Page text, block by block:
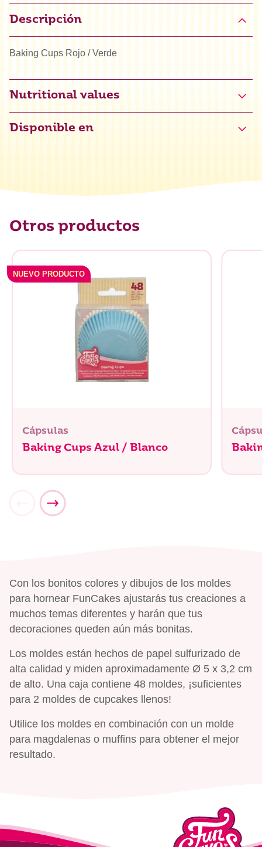
Descripción
Baking Cups Rojo / Verde
Nutritional values
Disponible en
Otros productos
NUEVO PRODUCTO
Cápsulas
Baking Cups Azul / Blanco
Con los bonitos colores y dibujos de los moldes
para hornear FunCakes ajustarás tus creaciones a
muchos temas diferentes y harán que tus
decoraciones queden aún más bonitas.
Los moldes están hechos de papel sulfurizado de
alta calidad y miden aproximadamente Ø 5 x 3,2 cm
de alto. Una caja contiene 48 moldes, ¡suficientes
para 2 moldes de cupcakes llenos!
Utilice los moldes en combinación con un molde
para magdalenas o muffins para obtener el mejor
resultado.